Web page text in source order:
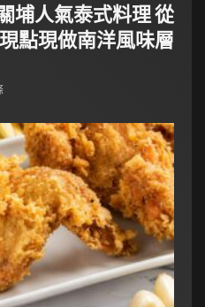
埔人氣泰式料理 從
點現做南洋風味層